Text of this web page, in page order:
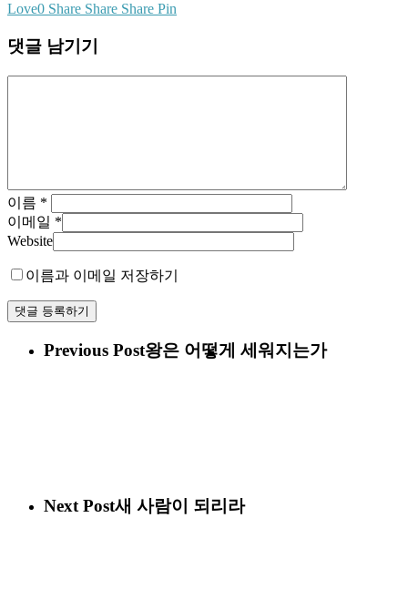
Love0 Share Share Share Pin
댓글 남기기
이름 *
이메일 *
Website
이름과 이메일 저장하기
Previous Post왕은 어떻게 세워지는가
Next Post새 사람이 되리라